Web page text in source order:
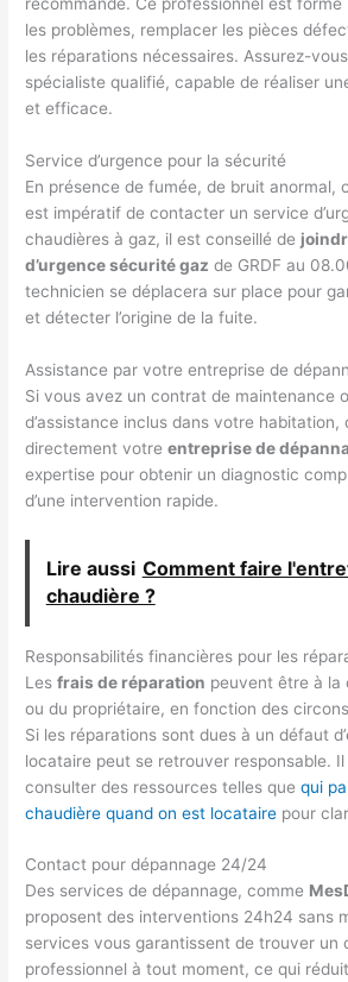
les problèmes, remplacer les pièces
les réparations nécessaires. Assurez-
spécialiste qualifié, capable de réaliser
et efficace.
Service d’urgence pour la sécurité
En présence de fumée, de bruit anormal,
est impératif de contacter un service
chaudières à gaz, il est conseillé de
d’urgence sécurité gaz de GRDF au
technicien se déplacera sur place pour
et détecter l’origine de la fuite.
Assistance par votre entreprise de
Si vous avez un contrat de maintenance
d’assistance inclus dans votre habitation,
directement votreentreprise de
expertise pour obtenir un diagnostic
d’une intervention rapide.
Lire aussi Comment faire
chaudière ?
Responsabilités financières pour les
Lesfrais de réparation peuvent être à la
ou du propriétaire, en fonction des
Si les réparations sont dues à un défaut
locataire peut se retrouver responsable.
consulter des ressources telles quequi
chaudière quand on est locataire pour
Contact pour dépannage 24/24
Des services de dépannage, comme
proposent des interventions 24h24 sans
services vous garantissent de trouver un
professionnel à tout moment, ce qui